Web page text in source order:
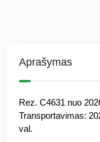
Aprašymas
Rez. C4631 nuo
Transportavimas:
val.